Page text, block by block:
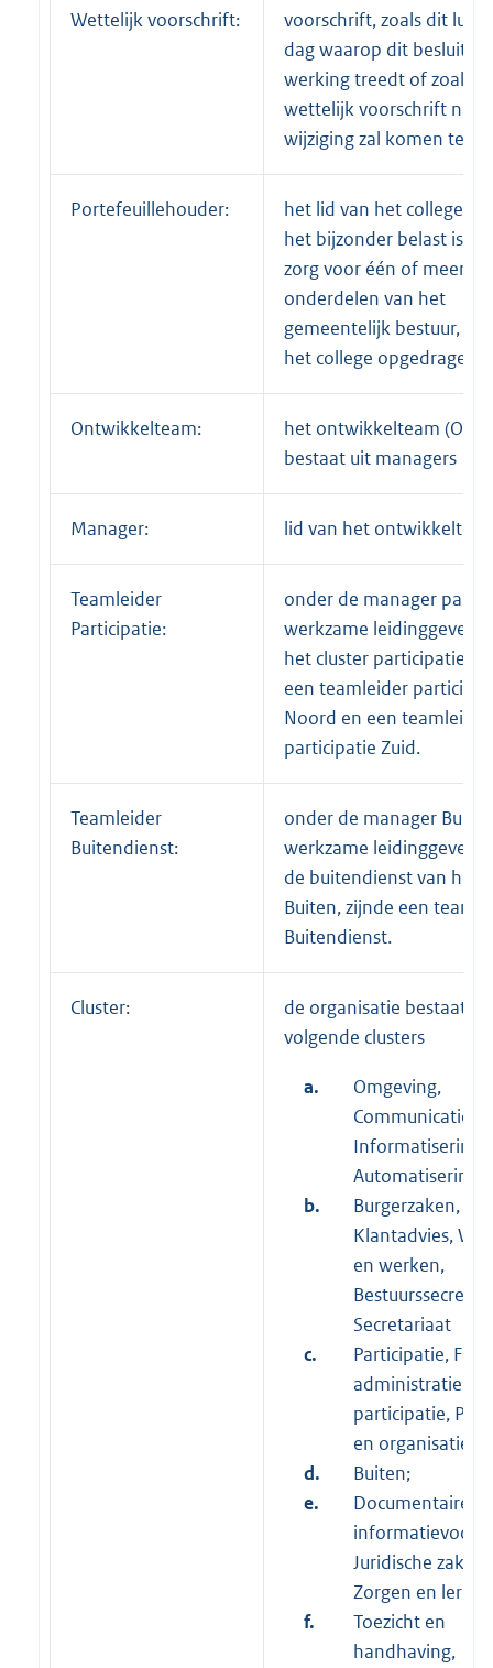
Wettelijk voorschrift:
voorschrift, zoals dit
dag waarop dit besluit in
werking treedt of zoals
wettelijk voorschrift na
wijziging zal komen te
Portefeuillehouder:
het lid van het college
het bijzonder belast is
zorg voor één of meer
onderdelen van het
gemeentelijk bestuur,
het college opgedragen
Ontwikkelteam:
het ontwikkelteam (OT)
bestaat uit managers
Manager: lid van het
Teamleider
Participatie:
onder de manager
werkzame
het cluster participatie
een teamleider
Noord en een teamleider
participatie Zuid.
Teamleider
Buitendienst:
onder de manager Buiten
werkzame
de buitendienst van het
Buiten, zijnde een
Buitendienst.
Cluster:
de organisatie bestaat
volgende clusters
a.
Omgeving,
Communicatie,
Informatisering
Automatisering;
b.
Burgerzaken,
Klantadvies,
en werken,
Secretariaat
c.
Participatie,
administratie
participatie,
en organisatie;
d.
Buiten;
e.
Documentaire
Juridische zaken;
Zorgen en leren;
f.
Toezicht en
handhaving,